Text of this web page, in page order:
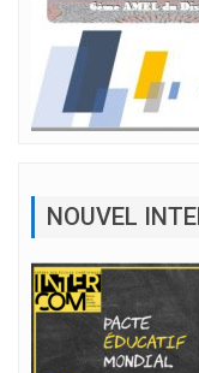
NOUVEL